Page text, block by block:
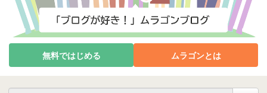
無料ではじめる ムラゴンとは